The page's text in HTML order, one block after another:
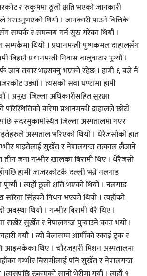
र रुकुममा ठूलो क्षति भएको जानकारी
थियो । जानकारी पाउने वित्तिकै
सम्पर्क र समन्वय गर्न सुरु गरेका थियौं ।
थियो । प्रधानमन्त्री पुष्पकमल दाहालसँग
बिहानै प्रधानमन्त्री निवास बालुवाटार पुग्यौं ।
जान तयार भइसक्नु भएको रहेछ । हामी ६ बजे नै
उड्यौं । त्यसको सवा घण्टामा हामी
। प्रमुख जिल्ला अधिकारीसहित सुरक्षा
बारेमा प्रधानमन्त्री दाहालले छोटो
सदरमुकामस्थित जिल्ला अस्पतालमा गएर
अस्पताल भरिएको थियो । धेरैजसोको हात
घाइतेलाई सुर्खेत र नेपालगन्ज तत्काल लैजाने
तीन जना गम्भीर खालका बिरामी थिए । धेरैजसो
हामी जाजरकोटकै दल्ली भन्ने नलगाड
। त्यहाँ ठूलो क्षति भएको थियो । नलगाड
सरिता सिंहको निधन भएको थियो । त्यहाँको
अवस्था थियो । गम्भीर बिरामी धेरै थिए ।
राखेर सुर्खेत र नेपालगन्ज पुर्‍याउने काम भयो ।
गयौं । त्यो बेलासम्म आर्मीको स्काई ट्रक र
आइसकेका थिए । चौरजहारी मिशन अस्पतालमा
गम्भीर बिरामीलाई पनि सुर्खेत र नेपालगन्ज